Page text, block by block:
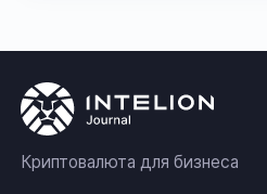
Криптовалюта для бизнеса